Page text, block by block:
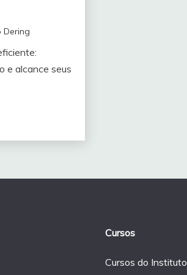
Dering
e alcance seus
Cursos
Cursos do Instituto